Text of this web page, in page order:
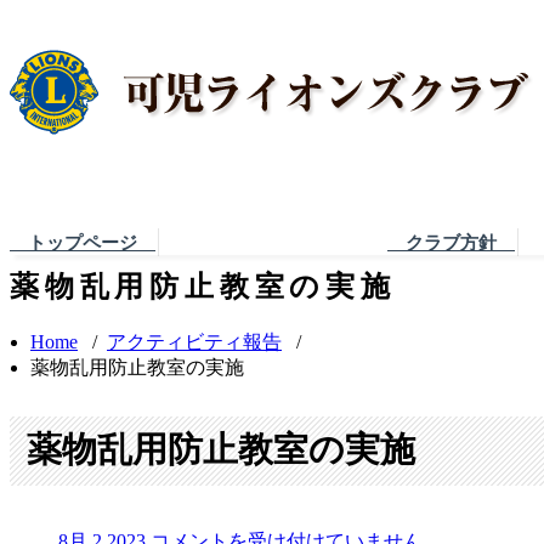
トップページ クラブ方針
薬物乱用防止教室の実施
Home / アクティビティ報告 /
薬物乱用防止教室の実施
薬物乱用防止教室の実施